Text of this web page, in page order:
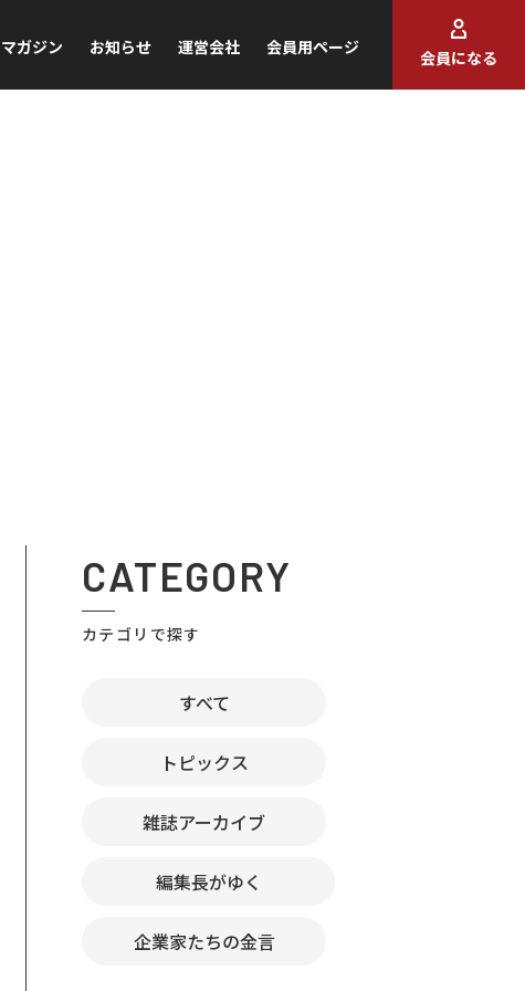
マガジン お知らせ 運営会社 会員用ページ
会員になる
CATEGORY
カテゴリで探す
すべて
トピックス
雑誌アーカイブ
編集長がゆく
企業家たちの金言